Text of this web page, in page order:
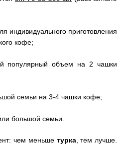
индивидуального приготовления
кофе;
популярный объем на 2 чашки
семьи на 3-4 чашки кофе;
большой семьи.
чем меньше турка, тем лучше.